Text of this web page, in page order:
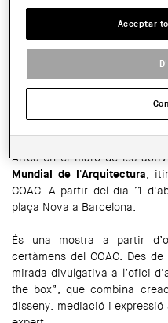
De dilluns a dissabtes de 10 h a
15 h - El 16 d'abril l'obertura de
A partir d'aquest mes d'abril
"Mostra d'arquitectura
Artés en el marc de les
Mundial de l'Arquitectura ,
COAC. A partir del dia 11
plaça Nova a Barcelona.
És una mostra a partir
certàmens del COAC. Des
mirada divulgativa a l’ofici
the box”, que combina
disseny, mediació i
Acceptar